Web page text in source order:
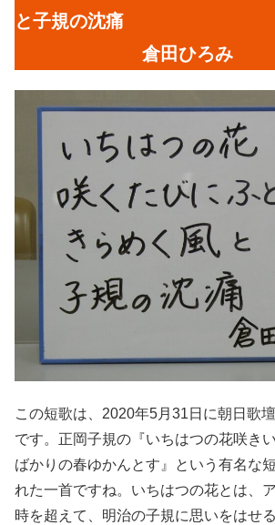
と子規の沈痛
倉田ひろみ
この短歌は、2020年5月31日に朝日歌
です。正岡子規の『いちはつの花咲き
ばかりの春ゆかんとす』という有名な
れた一首ですね。いちはつの花とは、
時を超えて、明治の子規に思いをはせ